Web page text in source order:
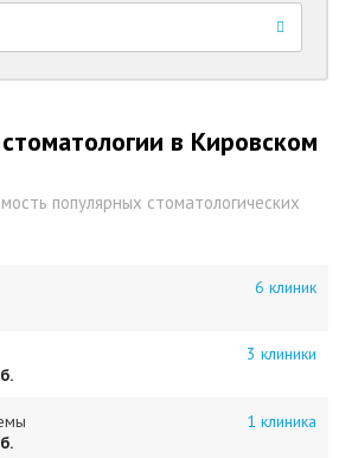
в Кировском
популярных стоматологических
6 клиник
3 клиники
1 клиника